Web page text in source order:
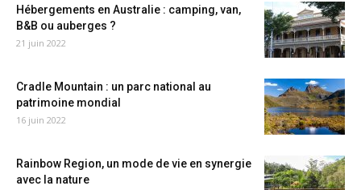
Hébergements en Australie : camping, van,
B&B ou auberges ?
21 juin 2022
Cradle Mountain : un parc national au
patrimoine mondial
16 juin 2022
Rainbow Region, un mode de vie en synergie
avec la nature